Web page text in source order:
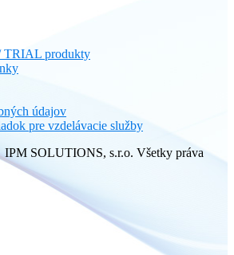
TRIAL produkty
údajov
pre vzdelávacie služby
SOLUTIONS, s.r.o. Všetky práva